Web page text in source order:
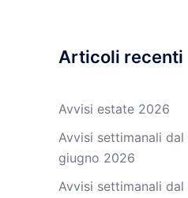
Articoli recenti
Avvisi estate 2026
Avvisi settimanali dal
giugno 2026
Avvisi settimanali dal